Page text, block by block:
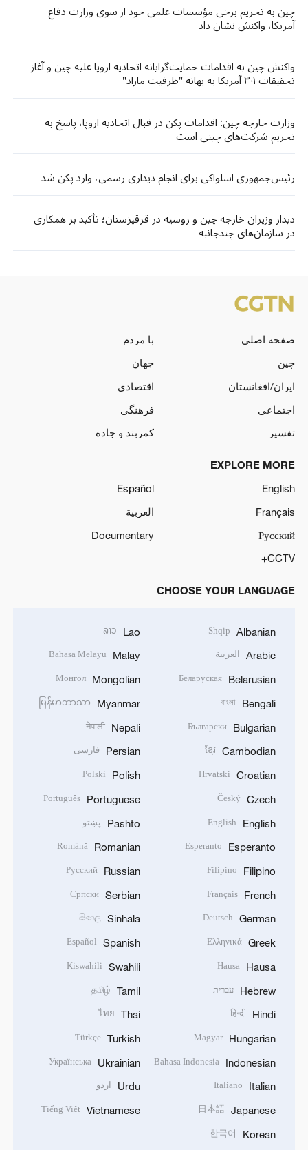
چین به تحریم برخی مؤسسات علمی خود از سوی وزارت دفاع
آمریکا، واکنش نشان داد
واکنش چین به اقدامات حمایت‌گرایانه اتحادیه اروپا علیه چین و آغاز
تحقیقات ۳۰۱ آمریکا به بهانه "ظرفیت مازاد"
وزارت خارجه چین: اقدامات پکن در قبال اتحادیه اروپا، پاسخ به
تحریم شرکت‌های چینی است
رئیس‌جمهوری اسلواکی برای انجام دیداری رسمی، وارد پکن شد
دیدار وزیران خارجه چین و روسیه در قرقیزستان؛ تأکید بر همکاری
در سازمان‌های چندجانبه
صفحه اصلی
با مردم
چین
جهان
ایران/افغانستان
اقتصادی
اجتماعی
فرهنگی
تفسیر
کمربند و جاده
EXPLORE MORE
English
Español
Français
العربية
Русский
Documentary
CCTV+
CHOOSE YOUR LANGUAGE
Albanian
Shqip
Arabic العربية
Belarusian
Беларуская
Bengali
বাংলা
Bulgarian
Български
Cambodian
ខ្មែរ
Croatian
Hrvatski
Czech
Český
English
English
Esperanto
Esperanto
Filipino
Filipino
French
Français
German
Deutsch
Greek
Ελληνικά
Hausa
Hausa
Hebrew עברית
Hindi
हिन्दी
Hungarian
Magyar
Indonesian
Bahasa Indonesia
Italian
Italiano
Japanese
日本語
Korean
한국어
Lao
ລາວ
Malay
Bahasa Melayu
Mongolian
Монгол
Myanmar
မြန်မာဘာသာ
Nepali
नेपाली
Persian فارسی
Polish
Polski
Portuguese
Português
Pashto پښتو
Romanian
Română
Russian
Русский
Serbian
Српски
Sinhala
සිංහල
Spanish
Español
Swahili
Kiswahili
Tamil
தமிழ்
Thai
ไทย
Turkish
Türkçe
Ukrainian
Українська
Urdu اردو
Vietnamese
Tiếng Việt